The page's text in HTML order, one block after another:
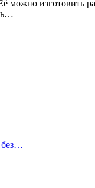
изготовить
без…